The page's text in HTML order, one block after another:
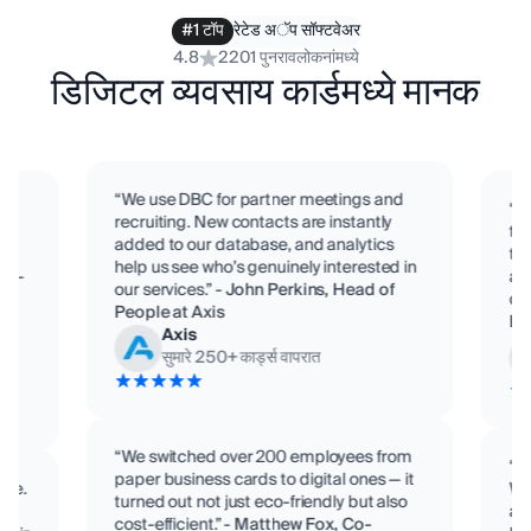
#1 टॉप रेटेड अॅप सॉफ्टवेअर
4.8
2201 पुनरावलोकनांमध्ये
डिजिटल व्यवसाय कार्डमध्ये मानक
C-
“We use DBC for partner meetings and
recruiting. New contacts are instantly
added to our database, and analytics
help us see who’s genuinely interested in
our services.”-John Perkins, Head of
People at Axis
Axis
सुमारे250+कार्ड्स वापरात
“We switched over 200 employees from
paper business cards to digital ones — it
turned out not just eco-friendly but also
cost-efficient.”-Matthew Fox, Co-